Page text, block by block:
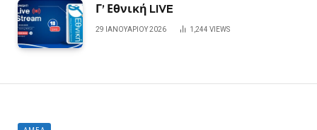
Γ’ Εθνική LIVE
29 ΙΑΝΟΥΑΡΊΟΥ 2026 1,244 VIEWS